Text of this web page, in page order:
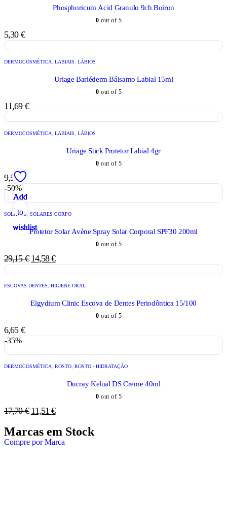
Add
to
wishlist
Phosphoricum Acid Granulo 9ch Boiron
0 out of 5
5,30 €
Add
to
wishlist
DERMOCOSMÉTICA LABIAIS LÁBIOS
Uriage Bariéderm Bálsamo Labial 15ml
0 out of 5
11,69 €
Add
to
wishlist
DERMOCOSMÉTICA LABIAIS LÁBIOS
Uriage Stick Protetor Labial 4gr
0 out of 5
9,50 €
-50%
Add
to
wishlist
SOLARES SOLARES CORPO
Protetor Solar Avène Spray Solar Corporal SPF30 200ml
0 out of 5
29,15€ 14,58€
Add
to
wishlist
ESCOVAS DENTES HIGIENE ORAL
Elgydium Clinic Escova de Dentes Periodôntica 15/100
0 out of 5
6,65 €
-35%
Add
to
wishlist
DERMOCOSMÉTICA ROSTO ROSTO - HIDRATAÇÃO
Ducray Kelual DS Creme 40ml
0 out of 5
17,70€ 11,51€
Marcas em Stock
Compre por Marca